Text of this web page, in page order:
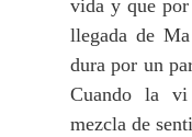
vida y que
llegada de
dura por un
Cuando la
mezcla de